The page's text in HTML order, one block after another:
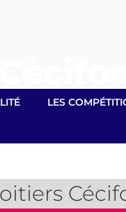
officiel lié à la
LES